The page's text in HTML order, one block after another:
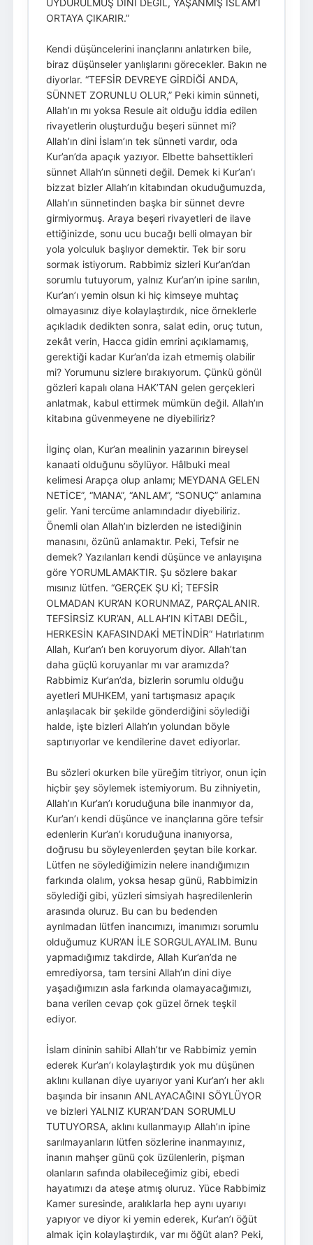
UYDURULMUŞ DİNİ DEĞİL, YAŞANMIŞ İSLAM’I
ORTAYA ÇIKARIR.”
Kendi düşüncelerini inançlarını anlatırken bile,
biraz düşünseler yanlışlarını görecekler. Bakın ne
diyorlar. “TEFSİR DEVREYE GİRDİĞİ ANDA,
SÜNNET ZORUNLU OLUR,” Peki kimin sünneti,
Allah’ın mı yoksa Resule ait olduğu iddia edilen
rivayetlerin oluşturduğu beşeri sünnet mi?
Allah’ın dini İslam’ın tek sünneti vardır, oda
Kur’an’da apaçık yazıyor. Elbette bahsettikleri
sünnet Allah’ın sünneti değil. Demek ki Kur’an’ı
bizzat bizler Allah’ın kitabından okuduğumuzda,
Allah’ın sünnetinden başka bir sünnet devre
girmiyormuş. Araya beşeri rivayetleri de ilave
ettiğinizde, sonu ucu bucağı belli olmayan bir
yola yolculuk başlıyor demektir. Tek bir soru
sormak istiyorum. Rabbimiz sizleri Kur’an’dan
sorumlu tutuyorum, yalnız Kur’an’ın ipine sarılın,
Kur’an’ı yemin olsun ki hiç kimseye muhtaç
olmayasınız diye kolaylaştırdık, nice örneklerle
açıkladık dedikten sonra, salat edin, oruç tutun,
zekât verin, Hacca gidin emrini açıklamamış,
gerektiği kadar Kur’an’da izah etmemiş olabilir
mi? Yorumunu sizlere bırakıyorum. Çünkü gönül
gözleri kapalı olana HAK’TAN gelen gerçekleri
anlatmak, kabul ettirmek mümkün değil. Allah’ın
kitabına güvenmeyene ne diyebiliriz?
İlginç olan, Kur’an mealinin yazarının bireysel
kanaati olduğunu söylüyor. Hâlbuki meal
kelimesi Arapça olup anlamı; MEYDANA GELEN
NETİCE”, “MANA”, “ANLAM”, “SONUÇ” anlamına
gelir. Yani tercüme anlamındadır diyebiliriz.
Önemli olan Allah’ın bizlerden ne istediğinin
manasını, özünü anlamaktır. Peki, Tefsir ne
demek? Yazılanları kendi düşünce ve anlayışına
göre YORUMLAMAKTIR. Şu sözlere bakar
mısınız lütfen. “GERÇEK ŞU Kİ; TEFSİR
OLMADAN KUR’AN KORUNMAZ, PARÇALANIR.
TEFSİRSİZ KUR’AN, ALLAH’IN KİTABI DEĞİL,
HERKESİN KAFASINDAKİ METİNDİR“ Hatırlatırım
Allah, Kur’an’ı ben koruyorum diyor. Allah’tan
daha güçlü koruyanlar mı var aramızda?
Rabbimiz Kur’an’da, bizlerin sorumlu olduğu
ayetleri MUHKEM, yani tartışmasız apaçık
anlaşılacak bir şekilde gönderdiğini söylediği
halde, işte bizleri Allah’ın yolundan böyle
saptırıyorlar ve kendilerine davet ediyorlar.
Bu sözleri okurken bile yüreğim titriyor, onun için
hiçbir şey söylemek istemiyorum. Bu zihniyetin,
Allah’ın Kur’an’ı koruduğuna bile inanmıyor da,
Kur’an’ı kendi düşünce ve inançlarına göre tefsir
edenlerin Kur’an’ı koruduğuna inanıyorsa,
doğrusu bu söyleyenlerden şeytan bile korkar.
Lütfen ne söylediğimizin nelere inandığımızın
farkında olalım, yoksa hesap günü, Rabbimizin
söylediği gibi, yüzleri simsiyah haşredilenlerin
arasında oluruz. Bu can bu bedenden
ayrılmadan lütfen inancımızı, imanımızı sorumlu
olduğumuz KUR’AN İLE SORGULAYALIM. Bunu
yapmadığımız takdirde, Allah Kur’an’da ne
emrediyorsa, tam tersini Allah’ın dini diye
yaşadığımızın asla farkında olamayacağımızı,
bana verilen cevap çok güzel örnek teşkil
ediyor.
İslam dininin sahibi Allah’tır ve Rabbimiz yemin
ederek Kur’an’ı kolaylaştırdık yok mu düşünen
aklını kullanan diye uyarıyor yani Kur’an’ı her aklı
başında bir insanın ANLAYACAĞINI SÖYLÜYOR
ve bizleri YALNIZ KUR’AN’DAN SORUMLU
TUTUYORSA, aklını kullanmayıp Allah’ın ipine
sarılmayanların lütfen sözlerine inanmayınız,
inanın mahşer günü çok üzülenlerin, pişman
olanların safında olabileceğimiz gibi, ebedi
hayatımızı da ateşe atmış oluruz. Yüce Rabbimiz
Kamer suresinde, aralıklarla hep aynı uyarıyı
yapıyor ve diyor ki yemin ederek, Kur’an’ı öğüt
almak için kolaylaştırdık, var mı öğüt alan? Peki,